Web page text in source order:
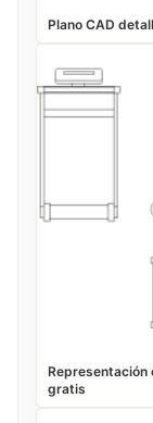
Plano CAD
Representación
gratis